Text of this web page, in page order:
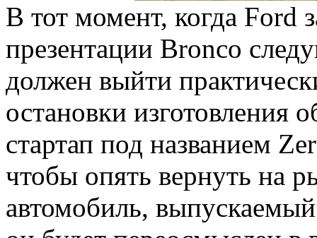
В тот момент, когда Ford
презентации Bronco
должен выйти
остановки изготовления
стартап под названием
чтобы опять вернуть на
автомобиль,